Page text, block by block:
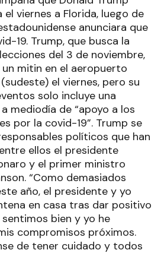
viernes a Florida, luego de
anunciara que
19. Trump, que busca la
del 3 de noviembre,
mitin en el aeropuerto
el viernes, pero su
solo incluye una
mediodía de “apoyo a los
por la covid-19”. Trump se
políticos que han
ellos el presidente
y el primer ministro
“Como demasiados
año, el presidente y yo
en casa tras dar positivo
sentimos bien y yo he
compromisos próximos.
de tener cuidado y todos